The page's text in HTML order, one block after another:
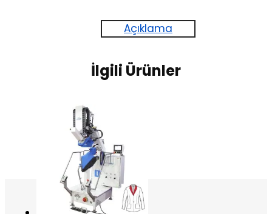
SOL
BİR
CEKET
Açıklama
İlgili Ürünler